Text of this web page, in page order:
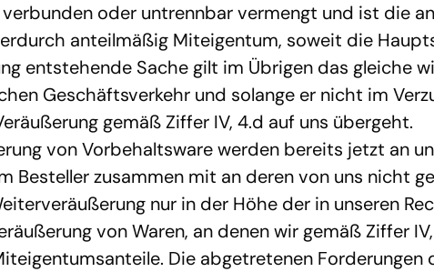
oder untrennbar vermengt und ist die
anteilmäßig Miteigentum, soweit die
entstehende Sache gilt im Übrigen das gleiche
Geschäftsverkehr und solange er nicht im
gemäß Ziffer IV, 4.d auf uns übergeht.
von Vorbehaltsware werden bereits jetzt an
zusammen mit an deren von uns nicht
nur in der Höhe der in unseren
von Waren, an denen wir gemäß Ziffer
Die abgetretenen Forderungen